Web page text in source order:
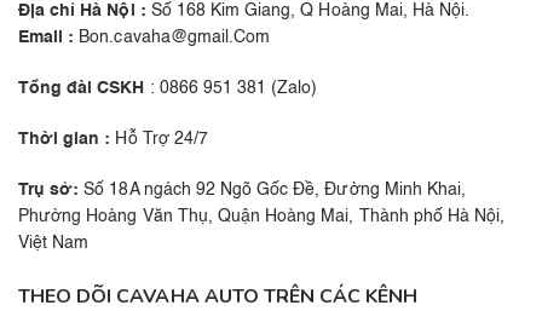
Địa chỉ Hà Nội : Số 168 Kim Giang, Q Hoàng Mai, Hà Nội.
Email : Bon.cavaha@gmail.Com
Tổng đài CSKH : 0866 951 381 (Zalo)
Thời gian : Hỗ Trợ 24/7
Trụ sở: Số 18A ngách 92 Ngõ Gốc Đề, Đường Minh Khai,
Phường Hoàng Văn Thụ, Quận Hoàng Mai, Thành phố Hà Nội,
Việt Nam
THEO DÕI CAVAHA AUTO TRÊN CÁC KÊNH